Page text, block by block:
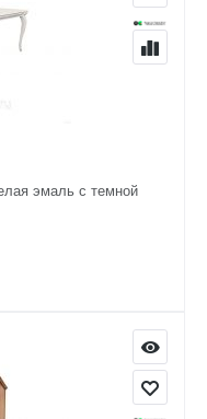
эмаль с темной